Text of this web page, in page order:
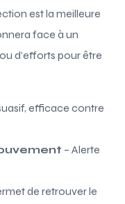
est la meilleure
face à un
d’efforts pour être
efficace contre
– Alerte
de retrouver le